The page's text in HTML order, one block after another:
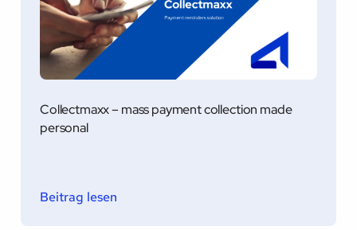
Collectmaxx – mass payment collection made
personal
Beitrag lesen